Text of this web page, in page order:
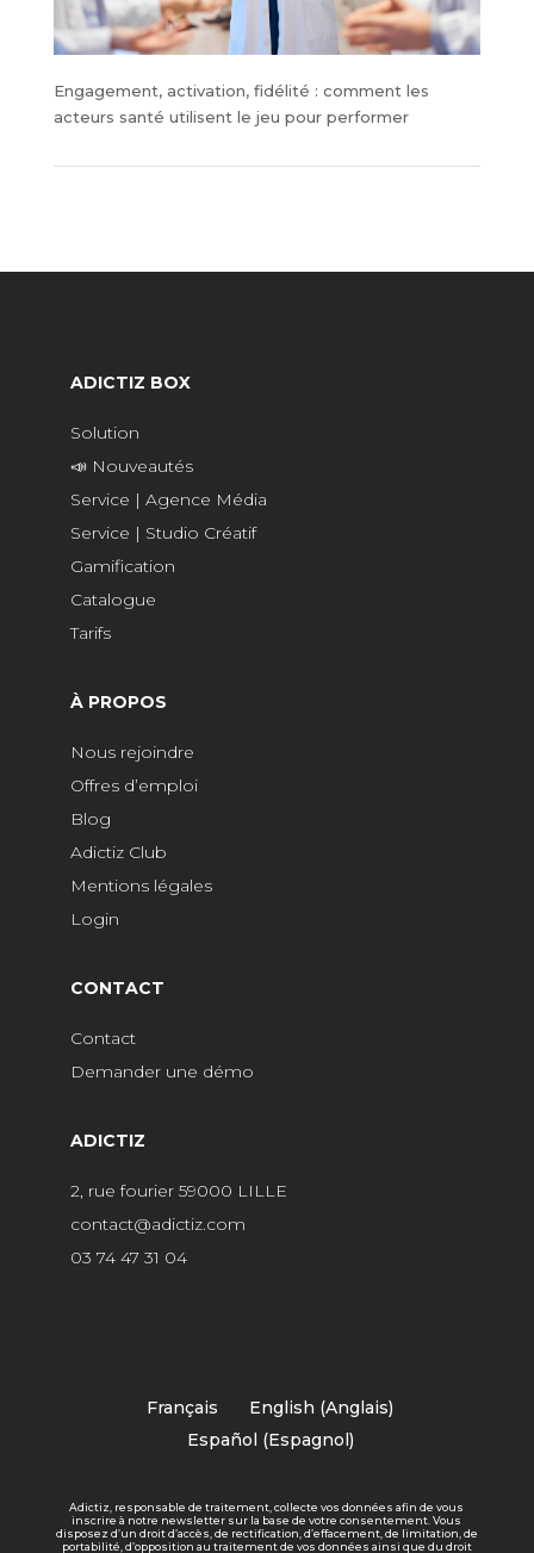
Engagement, activation, fidélité : comment les
acteurs santé utilisent le jeu pour performer
ADICTIZ BOX
Solution
📣 Nouveautés
Service | Agence Média
Service | Studio Créatif
Gamification
Catalogue
Tarifs
À PROPOS
Nous rejoindre
Offres d’emploi
Blog
Adictiz Club
Mentions légales
Login
CONTACT
Contact
Demander une démo
ADICTIZ
2, rue fourier 59000 LILLE
contact@adictiz.com
03 74 47 31 04
Français English (Anglais)
Español (Espagnol)
Adictiz, responsable de traitement, collecte vos données afin de vous
inscrire à notre newsletter sur la base de votre consentement. Vous
disposez d’un droit d’accès, de rectification, d’effacement, de limitation, de
portabilité, d’opposition au traitement de vos données ainsi que du droit